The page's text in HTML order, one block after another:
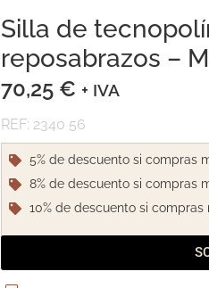
Silla de
reposabrazos –
70,25 € + IVA
REF: 2340 56
5% de descuento si compras
8% de descuento si compras
10% de descuento si compras